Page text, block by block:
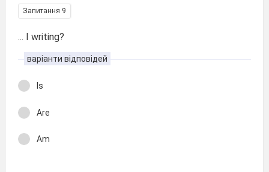
Запитання 9
... I writing?
варіанти відповідей
Is
Are
Am